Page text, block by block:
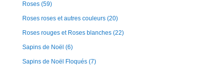
Roses (59)
Roses roses et autres couleurs (20)
Roses rouges et Roses blanches (22)
Sapins de Noël (6)
Sapins de Noël Floqués (7)